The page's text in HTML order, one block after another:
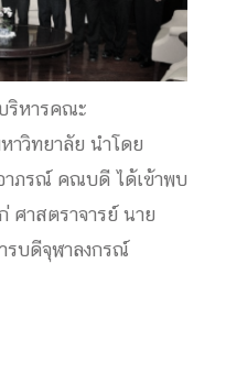
ริหารคณะ
าวิทยาลัย นำโดย
ภรณ์ คณบดี ได้เข้าพบ
ศาสตราจารย์ นาย
บดีจุฬาลงกรณ์